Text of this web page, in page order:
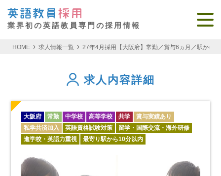
業界初の英語教員専門の採用情報
HOME 求人情報一覧 27年4月採用【大阪府】常勤／賞与6ヵ月／駅から
求人内容詳細
大阪府 常勤 中学校 高等学校 共学
賞与実績あり
私学共済加入
英語資格試験対策
留学・国際交流・海外研修
進学校・英語力重視
最寄り駅から10分以内